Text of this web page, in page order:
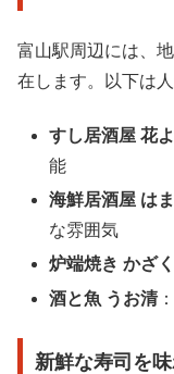
富山駅周辺には、
在します。以下は
すし居酒屋 花
能
海鮮居酒屋 は
な雰囲気
炉端焼き かざ
酒と魚 うお清
新鮮な寿司を